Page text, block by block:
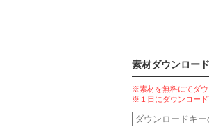
素材ダウンロー
※素材を無料にてダ
※１日にダウンロード